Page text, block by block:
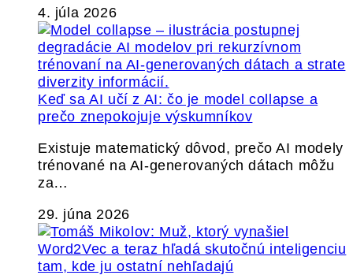
4. júla 2026
Keď sa AI učí z AI: čo je model collapse a
prečo znepokojuje výskumníkov
Existuje matematický dôvod, prečo AI modely
trénované na AI-generovaných dátach môžu
za…
29. júna 2026